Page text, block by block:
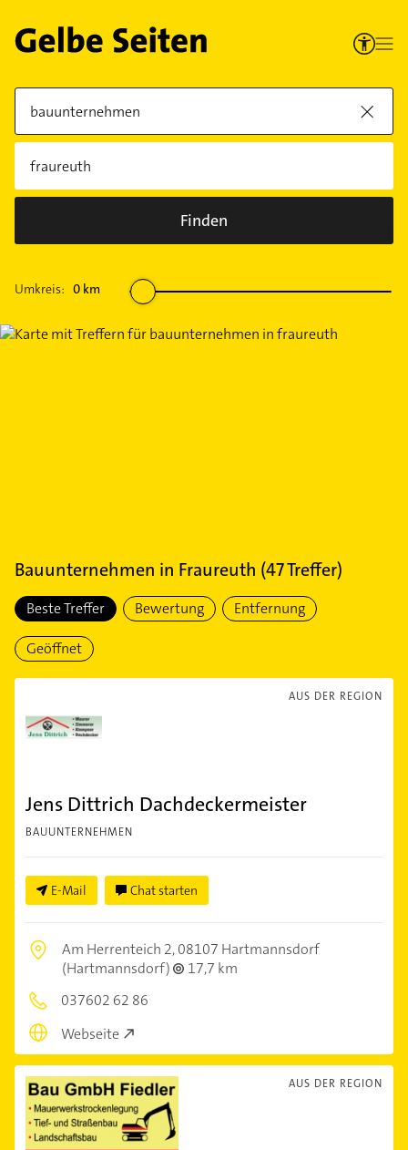
Finden
Umkreis: 0 km
Bauunternehmen in Fraureuth (47Treffer)
Beste Treffer Bewertung Entfernung
Geöffnet
AUS DER REGION
Jens Dittrich Dachdeckermeister
BAUUNTERNEHMEN
E-Mail Chat starten
Am Herrenteich 2,08107 Hartmannsdorf
(Hartmannsdorf)
17,7 km
037602 62 86
Webseite
AUS DER REGION